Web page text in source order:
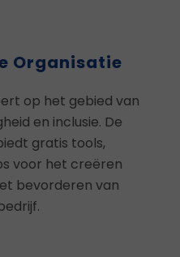
Organisatie
op het gebied van
en inclusie. De
gratis tools,
voor het creëren
bevorderen van